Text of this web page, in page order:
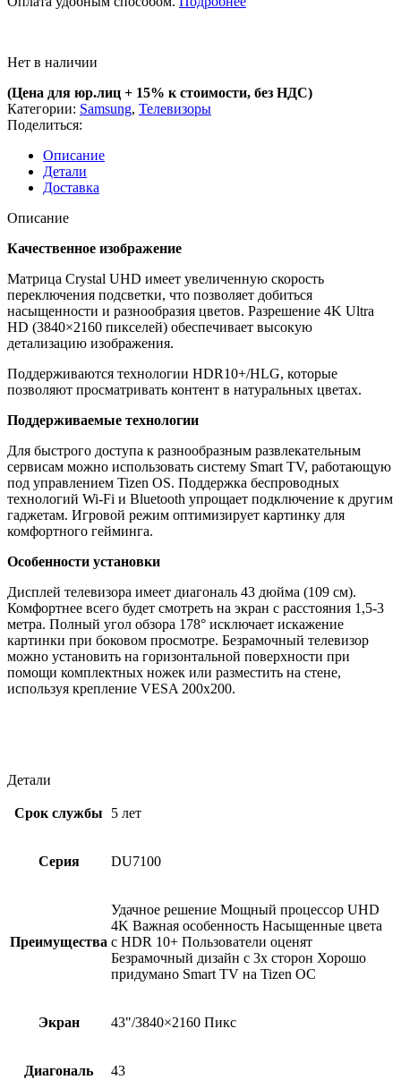
Нет в наличии
(Цена для юр.лиц + 15% к стоимости, без НДС)
Категории: Samsung, Телевизоры
Поделиться:
Описание
Детали
Доставка
Описание
Качественное изображение
Матрица Crystal UHD имеет увеличенную скорость
переключения подсветки, что позволяет добиться
насыщенности и разнообразия цветов. Разрешение 4K Ultra
HD (3840×2160 пикселей) обеспечивает высокую
детализацию изображения.
Поддерживаются технологии HDR10+/HLG, которые
позволяют просматривать контент в натуральных цветах.
Поддерживаемые технологии
Для быстрого доступа к разнообразным развлекательным
сервисам можно использовать систему Smart TV, работающую
под управлением Tizen OS. Поддержка беспроводных
технологий Wi-Fi и Bluetooth упрощает подключение к другим
гаджетам. Игровой режим оптимизирует картинку для
комфортного гейминга.
Особенности установки
Дисплей телевизора имеет диагональ 43 дюйма (109 см).
Комфортнее всего будет смотреть на экран с расстояния 1,5-3
метра. Полный угол обзора 178° исключает искажение
картинки при боковом просмотре. Безрамочный телевизор
можно установить на горизонтальной поверхности при
помощи комплектных ножек или разместить на стене,
используя крепление VESA 200х200.
Детали
Срок службы 5 лет
Серия DU7100
Преимущества
Удачное решение Мощный процессор UHD
4K Важная особенность Насыщенные цвета
с HDR 10+ Пользователи оценят
Безрамочный дизайн с 3х сторон Хорошо
придумано Smart TV на Tizen ОС
Экран 43"/3840×2160 Пикс
Диагональ 43